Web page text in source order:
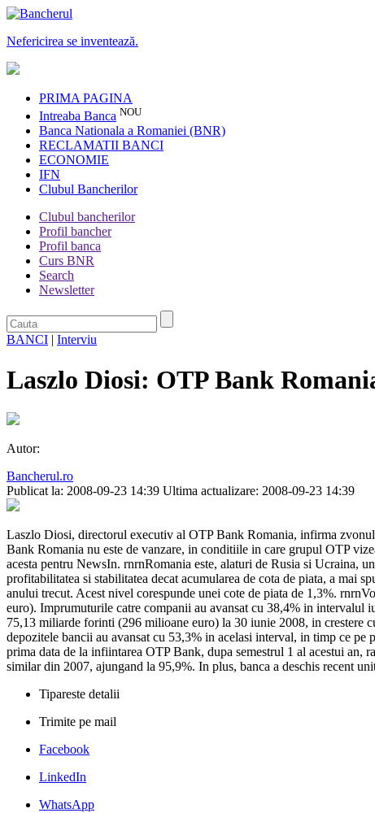
Nefericirea se inventează.
PRIMA PAGINA
Intreaba Banca NOU
Banca Nationala a Romaniei (BNR)
RECLAMATII BANCI
ECONOMIE
IFN
Clubul Bancherilor
Clubul bancherilor
Profil bancher
Profil banca
Curs BNR
Search
Newsletter
BANCI | Interviu
Laszlo Diosi: OTP Bank
Autor:
Bancherul.ro
Publicat la: 2008-09-23 14:39 Ultima actualizare: 2008-09-23 14:39
Laszlo Diosi, directorul executiv al OTP Bank Romania, infirma
Bank Romania nu este de vanzare, in conditiile in care grupul OTP
acesta pentru NewsIn. rnrnRomania este, alaturi de Rusia si Ucraina,
profitabilitatea si stabilitatea decat acumularea de cota de piata, a mai
anului trecut. Acest nivel corespunde unei cote de piata de 1,3%.
euro). Imprumuturile catre companii au avansat cu 38,4% in intervalul
75,13 miliarde forinti (296 milioane euro) la 30 iunie 2008, in crestere
depozitele bancii au avansat cu 53,3% in acelasi interval, in timp ce
prima data de la infiintarea OTP Bank, dupa semestrul 1 al acestui
similar din 2007, ajungand la 95,9%. In plus, banca a deschis recent
Tipareste detalii
Trimite pe mail
Facebook
LinkedIn
WhatsApp